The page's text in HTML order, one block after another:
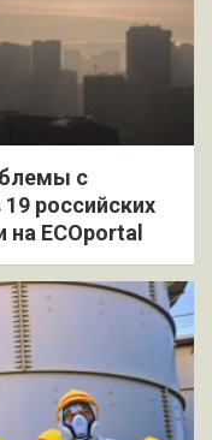
с
российских
ECOportal